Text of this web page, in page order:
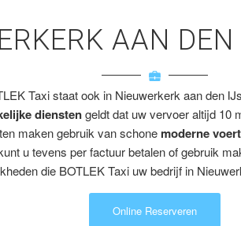
AAN
Taxi staat ook in Nieuwerkerk aan den
dienstengeldt dat uw vervoer altijd 10
maken gebruik van schone moderne
u tevens per factuur betalen of gebruik
die BOTLEK Taxi uw bedrijf in
Online Reserveren